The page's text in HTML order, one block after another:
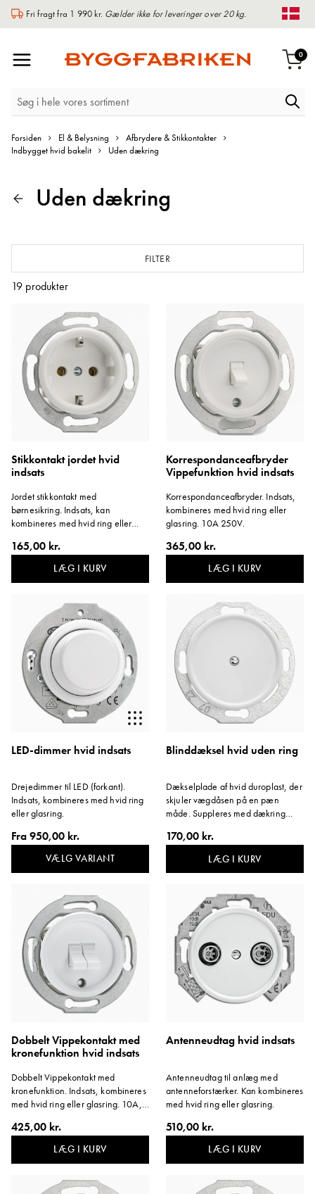
Fri fragt fra 1 990 kr. Gælder ikke for leveringer over 20 kg.
0
Forsiden El & Belysning
Afbrydere & Stikkontakter
Indbygget hvid bakelit
Uden dækring
Uden dækring
FILTER
19 produkter
Stikkontakt jordet hvid
indsats
Jordet stikkontakt med
børnesikring. Indsats, kan
kombineres med hvid ring eller
165,00 kr.
LÆG I KURV
Korrespondanceafbryder
Vippefunktion hvid indsats
Korrespondanceafbryder. Indsats,
kombineres med hvid ring eller
glasring. 10A 250V.
365,00 kr.
LÆG I KURV
LED-dimmer hvid indsats
Drejedimmer til LED (forkant).
Indsats, kombineres med hvid ring
eller glasring.
Fra950,00 kr.
VÆLG VARIANT
Blinddæksel hvid uden ring
Dækselplade af hvid duroplast, der
skjuler vægdåsen på en pæn
måde. Suppleres med dækring
duroplast.
170,00 kr.
LÆG I KURV
Dobbelt Vippekontakt med
kronefunktion hvid indsats
Dobbelt Vippekontakt med
kronefunktion. Indsats, kombineres
med hvid ring eller glasring. 10A,
425,00 kr.
LÆG I KURV
Antenneudtag hvid indsats
Antenneudtag til anlæg med
antenneforstærker. Kan kombineres
med hvid ring eller glasring.
510,00 kr.
LÆG I KURV